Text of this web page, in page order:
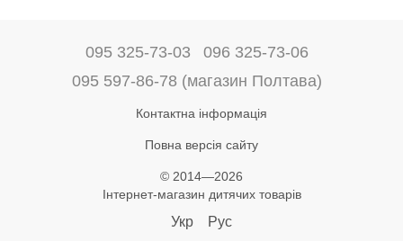
095 325-73-03
096 325-73-06
095 597-86-78 (магазин Полтава)
Контактна інформація
Повна версія сайту
© 2014—2026
Інтернет-магазин дитячих товарів
Укр Рус